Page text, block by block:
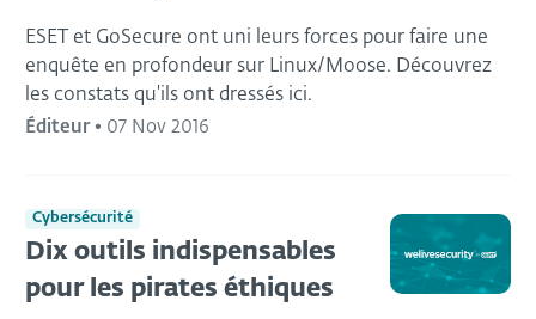
ESET et GoSecure ont uni leurs forces pour faire une
enquête en profondeur sur Linux/Moose. Découvrez
les constats qu'ils ont dressés ici.
Éditeur• 07 Nov 2016
Cybersécurité
Dix outils indispensables
pour les pirates éthiques